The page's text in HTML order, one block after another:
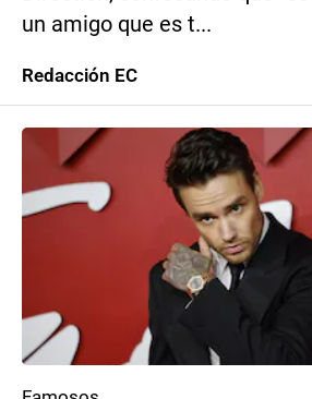
un amigo que es t...
Redacción EC